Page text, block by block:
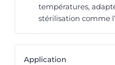
températures,
stérilisation comme
Application